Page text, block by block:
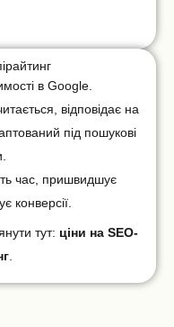
в Google.
відповідає на
під пошукові
час, пришвидшує
конверсії.
тут: ціни на SEO-
.